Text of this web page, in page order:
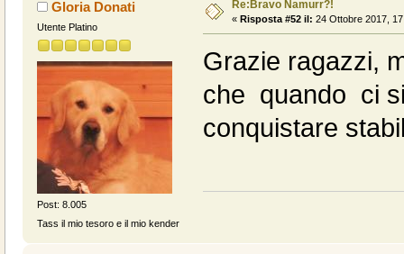
Gloria Donati
Utente Platino
Post: 8.005
Tass il mio tesoro e il mio kender
Re:Bravo Namurr?!
« Risposta #52 il: 24 Ottobre 2017,
Grazie ragazzi,
che quando ci
conquistare